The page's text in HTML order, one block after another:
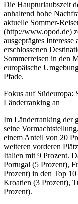
Die Haupturlaubszeit
anhaltend hohe
aktuelle Sommer-
(http://www.opod.de)
ausgeprägtes
erschlossenen
Sommerreisen in den
europäische
Pfade.
Fokus auf Südeuropa:
Länderranking an
Im Länderranking der
seine
einem Anteil von 20
weiteren vorderen
Italien mit 9 Prozent.
Portugal (5 Prozent),
Prozent) in den Top
Kroatien (3 Prozent),
Prozent).